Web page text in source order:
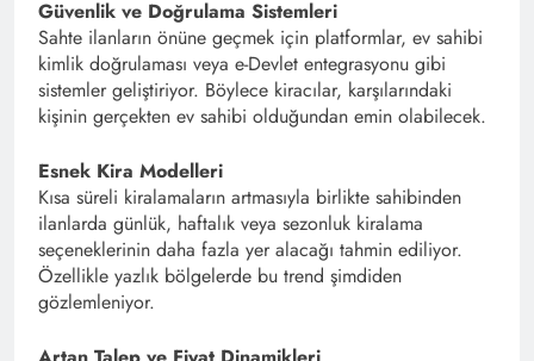
Güvenlik ve Doğrulama Sistemleri
Sahte ilanların önüne geçmek için platformlar, ev sahibi
kimlik doğrulaması veya e-Devlet entegrasyonu gibi
sistemler geliştiriyor. Böylece kiracılar, karşılarındaki
kişinin gerçekten ev sahibi olduğundan emin olabilecek.
Esnek Kira Modelleri
Kısa süreli kiralamaların artmasıyla birlikte sahibinden
ilanlarda günlük, haftalık veya sezonluk kiralama
seçeneklerinin daha fazla yer alacağı tahmin ediliyor.
Özellikle yazlık bölgelerde bu trend şimdiden
gözlemleniyor.